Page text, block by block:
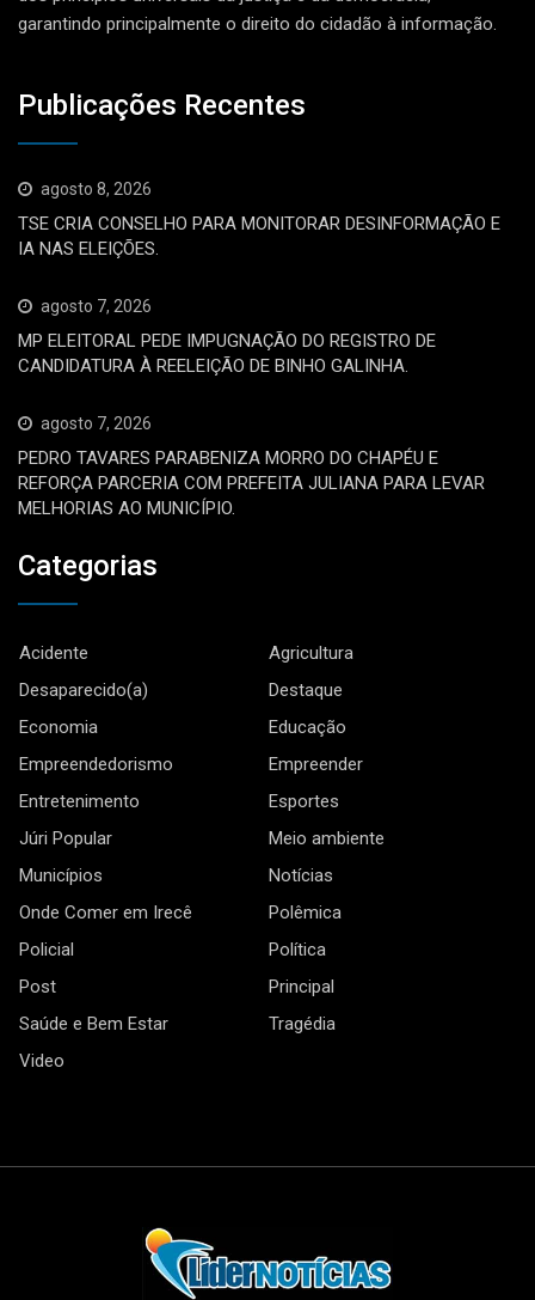
garantindo principalmente o direito do cidadão à informação.
Publicações Recentes
agosto 8, 2026
TSE CRIA CONSELHO PARA MONITORAR DESINFORMAÇÃO E
IA NAS ELEIÇÕES.
agosto 7, 2026
MP ELEITORAL PEDE IMPUGNAÇÃO DO REGISTRO DE
CANDIDATURA À REELEIÇÃO DE BINHO GALINHA.
agosto 7, 2026
PEDRO TAVARES PARABENIZA MORRO DO CHAPÉU E
REFORÇA PARCERIA COM PREFEITA JULIANA PARA LEVAR
MELHORIAS AO MUNICÍPIO.
Categorias
Acidente
Agricultura
Desaparecido(a)
Destaque
Economia
Educação
Empreendedorismo
Empreender
Entretenimento
Esportes
Júri Popular
Meio ambiente
Municípios
Notícias
Onde Comer em Irecê
Polêmica
Policial
Política
Post
Principal
Saúde e Bem Estar
Tragédia
Video